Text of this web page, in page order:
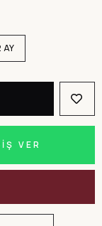
AY
VER